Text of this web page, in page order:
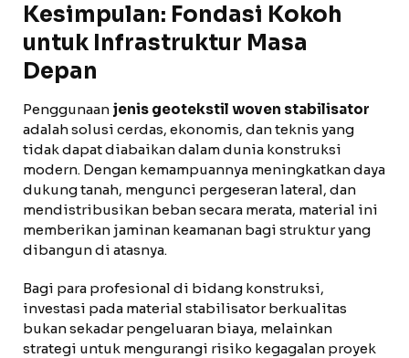
Kesimpulan: Fondasi Kokoh
untuk Infrastruktur Masa
Depan
Penggunaan jenis geotekstil woven stabilisator
adalah solusi cerdas, ekonomis, dan teknis yang
tidak dapat diabaikan dalam dunia konstruksi
modern. Dengan kemampuannya meningkatkan daya
dukung tanah, mengunci pergeseran lateral, dan
mendistribusikan beban secara merata, material ini
memberikan jaminan keamanan bagi struktur yang
dibangun di atasnya.
Bagi para profesional di bidang konstruksi,
investasi pada material stabilisator berkualitas
bukan sekadar pengeluaran biaya, melainkan
strategi untuk mengurangi risiko kegagalan proyek